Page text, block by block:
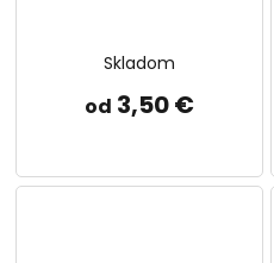
Skladom
od 3,50 €